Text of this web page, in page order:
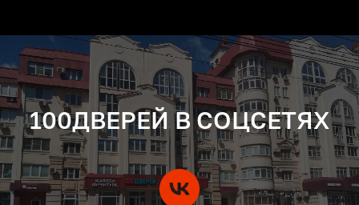
100ДВЕРЕЙ В СОЦСЕТЯХ